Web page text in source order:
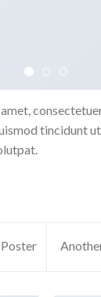
tincidunt